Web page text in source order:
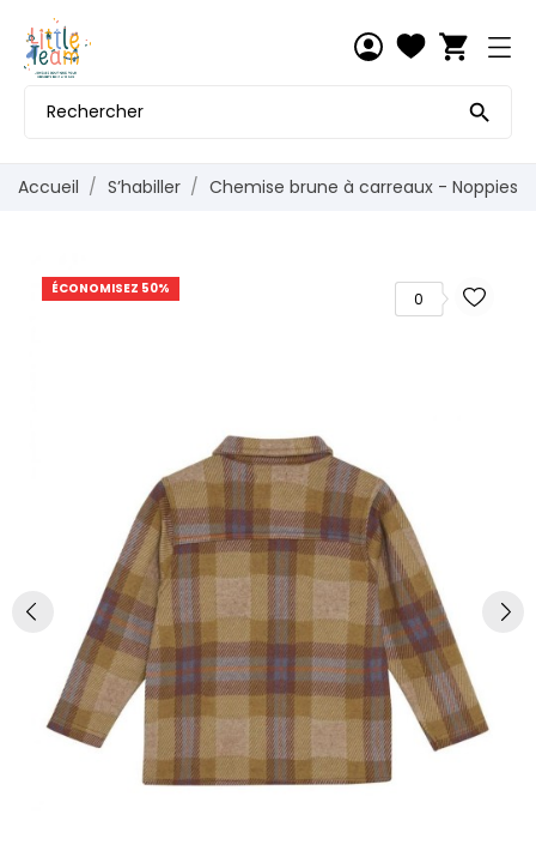
shopping_cart

Accueil S’habiller Chemise brune à carreaux - Noppies
ÉCONOMISEZ 50%
0